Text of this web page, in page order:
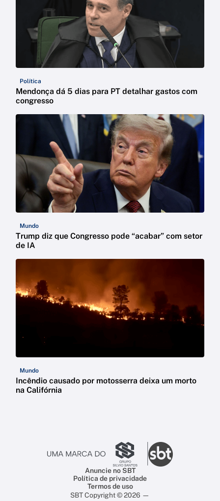
Política
Mendonça dá 5 dias para PT detalhar gastos com
congresso
Mundo
Trump diz que Congresso pode “acabar” com setor
de IA
Mundo
Incêndio causado por motosserra deixa um morto
na Califórnia
Anuncie no SBT
Política de privacidade
Termos de uso
SBT Copyright © 2026 —